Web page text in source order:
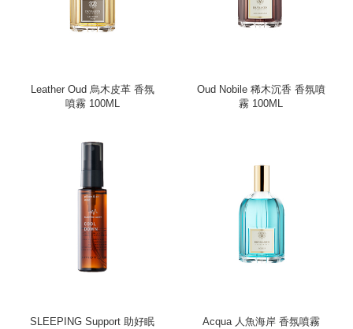
Leather Oud 烏木皮革 香氛
噴霧 100ML
Oud Nobile 稀木沉香 香氛噴
霧 100ML
SLEEPING Support 助好眠
Acqua 人魚海岸 香氛噴霧